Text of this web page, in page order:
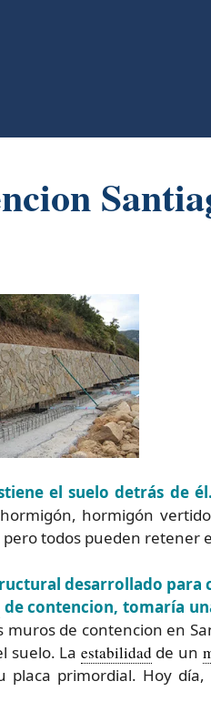
el suelo detrás de él.
hormigón
todos pueden retener
desarrollado para
de contencion, tomaría
muros de contencion en
suelo. La estabilidad de un
primordial. Hoy